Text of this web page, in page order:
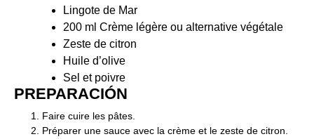
Lingote de Mar
200 ml Crème légère ou alternative végétale
Zeste de citron
Huile d’olive
Sel et poivre
PREPARACIÓN​
Faire cuire les pâtes.
Préparer une sauce avec la crème et le zeste de citron.